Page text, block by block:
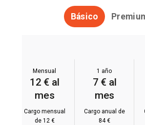
Básico
Mensual
12 € al
mes
Cargo mensual
de 12 €
1 año
7 € al
mes
Cargo anual de
84 €